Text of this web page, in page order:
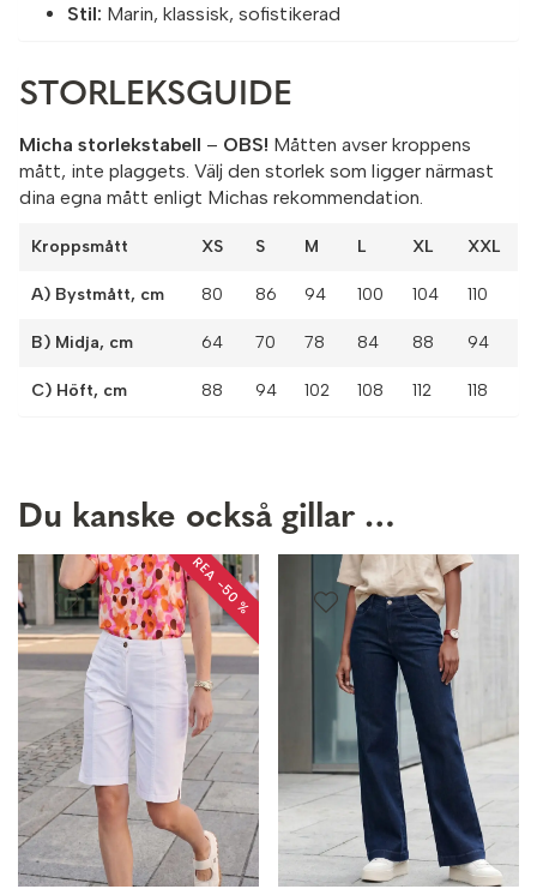
Stil: Marin, klassisk, sofistikerad
STORLEKSGUIDE
Micha storlekstabell – OBS! Måtten avser kroppens
mått, inte plaggets. Välj den storlek som ligger närmast
dina egna mått enligt Michas rekommendation.
Kroppsmått XS S M L XL XXL
A) Bystmått, cm 80 86 94 100 104 110
B) Midja, cm 64 70 78 84 88 94
C) Höft, cm 88 94 102 108 112 118
Du kanske också gillar …
REA −50 %